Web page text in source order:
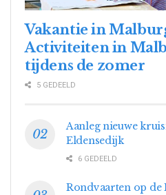
Vakantie in
Activiteiten in
tijdens de zomer
5 GEDEELD
Aanleg nieuwe
Eldensedijk
6 GEDEELD
Rondvaarten op de